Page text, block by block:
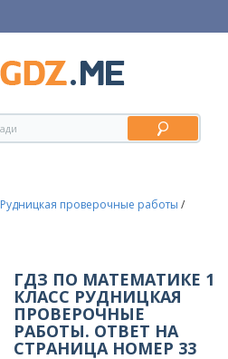
Рудницкая проверочные работы /
ГДЗ ПО МАТЕМАТИКЕ 1
КЛАСС РУДНИЦКАЯ
ПРОВЕРОЧНЫЕ
РАБОТЫ. ОТВЕТ НА
СТРАНИЦА НОМЕР 33